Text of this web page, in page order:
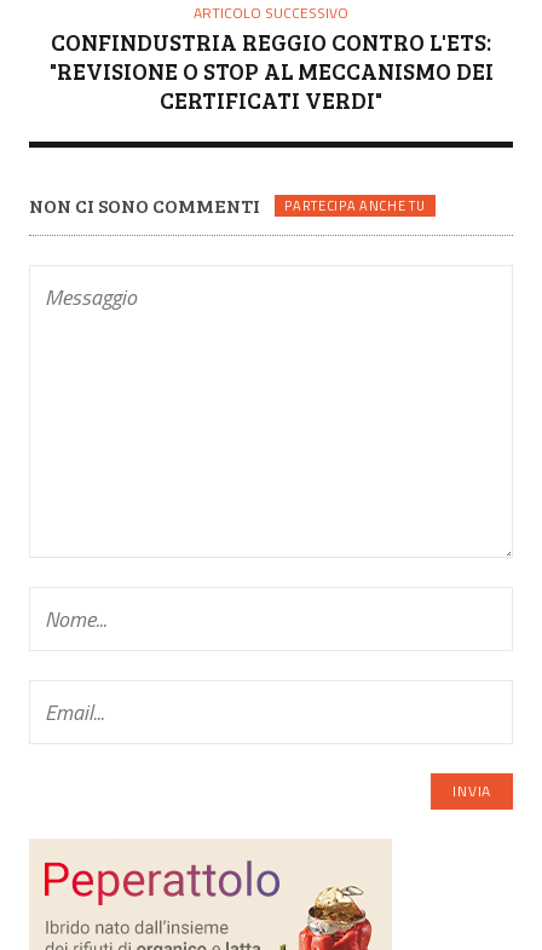
ARTICOLO SUCCESSIVO
CONFINDUSTRIA REGGIO CONTRO L'ETS:
"REVISIONE O STOP AL MECCANISMO DEI
CERTIFICATI VERDI"
NON CI SONO COMMENTI PARTECIPA ANCHE TU